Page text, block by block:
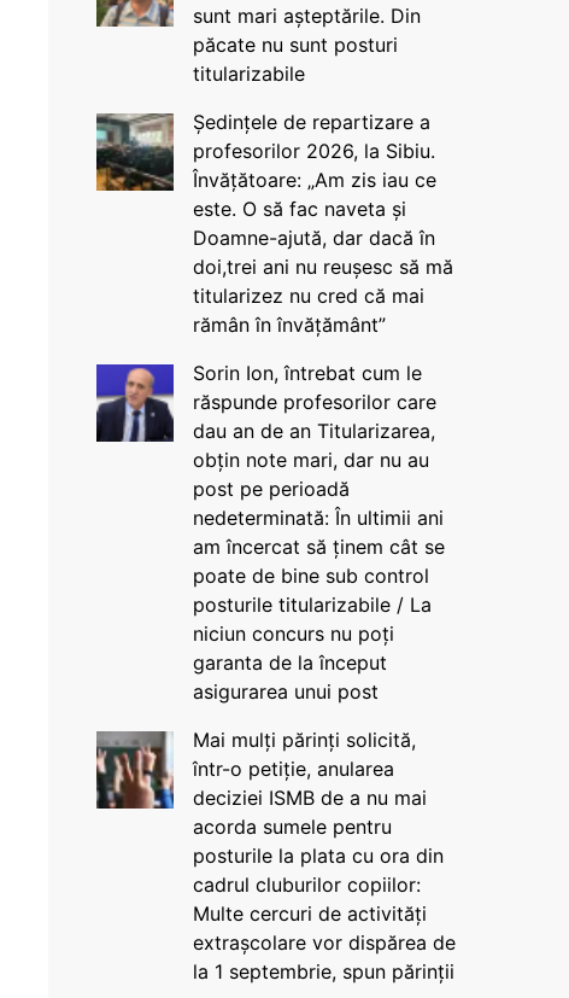
sunt mari așteptările. Din
păcate nu sunt posturi
titularizabile
Ședințele de repartizare a
profesorilor 2026, la Sibiu.
Învățătoare: „Am zis iau ce
este. O să fac naveta și
Doamne-ajută, dar dacă în
doi,trei ani nu reușesc să mă
titularizez nu cred că mai
rămân în învățământ”
Sorin Ion, întrebat cum le
răspunde profesorilor care
dau an de an Titularizarea,
obțin note mari, dar nu au
post pe perioadă
nedeterminată: În ultimii ani
am încercat să ținem cât se
poate de bine sub control
posturile titularizabile / La
niciun concurs nu poți
garanta de la început
asigurarea unui post
Mai mulți părinți solicită,
într-o petiție, anularea
deciziei ISMB de a nu mai
acorda sumele pentru
posturile la plata cu ora din
cadrul cluburilor copiilor:
Multe cercuri de activități
extrașcolare vor dispărea de
la 1 septembrie, spun părinții